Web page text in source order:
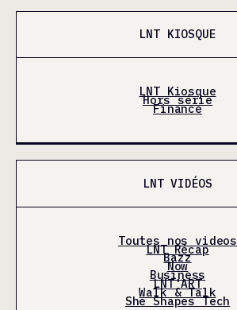
LNT KIOSQUE
LNT Kiosque
Hors série
Finance
LNT VIDÉOS
Toutes nos videos
LNT Récap
Bazz
Now
Business
LNT'ART
Walk & Talk
She Shapes Tech